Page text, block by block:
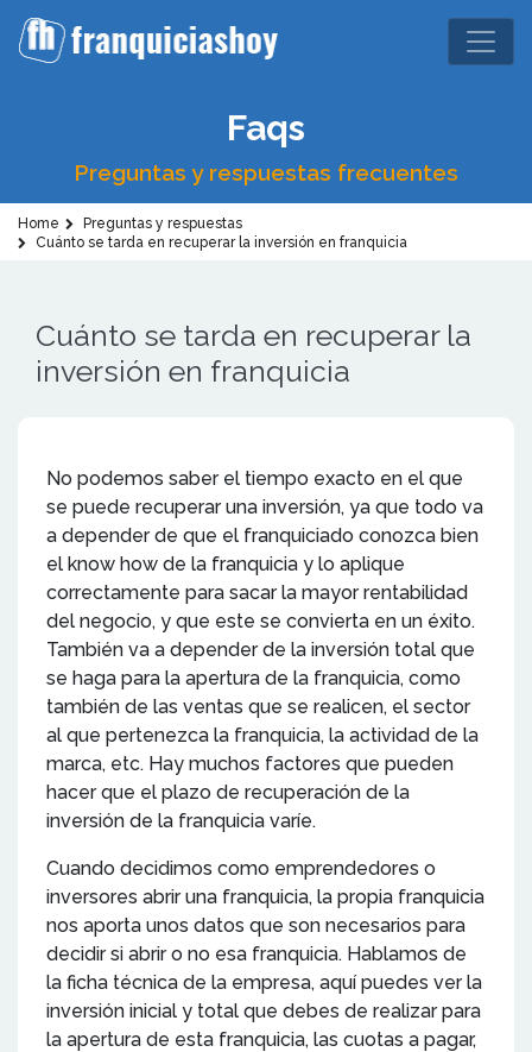
Faqs
Preguntas y respuestas frecuentes
Home
Preguntas y respuestas
Cuánto se tarda en recuperar la inversión en franquicia
Cuánto se tarda en recuperar la
inversión en franquicia
No podemos saber el tiempo exacto en el que
se puede recuperar una inversión, ya que todo va
a depender de que el franquiciado conozca bien
el know how de la franquicia y lo aplique
correctamente para sacar la mayor rentabilidad
del negocio, y que este se convierta en un éxito.
También va a depender de la inversión total que
se haga para la apertura de la franquicia, como
también de las ventas que se realicen, el sector
al que pertenezca la franquicia, la actividad de la
marca, etc. Hay muchos factores que pueden
hacer que el plazo de recuperación de la
inversión de la franquicia varíe.
Cuando decidimos como emprendedores o
inversores abrir una franquicia, la propia franquicia
nos aporta unos datos que son necesarios para
decidir si abrir o no esa franquicia. Hablamos de
la ficha técnica de la empresa, aquí puedes ver la
inversión inicial y total que debes de realizar para
la apertura de esta franquicia, las cuotas a pagar,